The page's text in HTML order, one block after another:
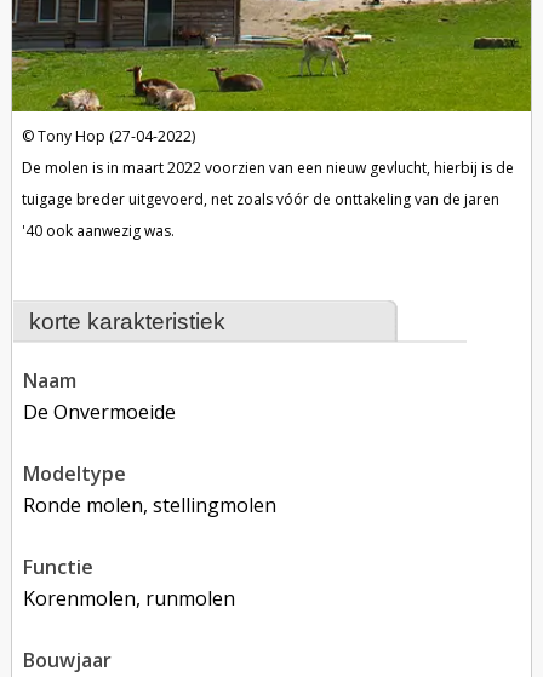
korte karakteristiek
naam
De Onvermoeide
modeltype
Ronde molen, stellingmolen
functie
korenmolen, runmolen
bouwjaar
Tony Hop (27-04-2022)
De molen is in maart 2022 voorzien van een nieuw gevlucht, hierbij is de
tuigage breder uitgevoerd, net zoals vóór de onttakeling van de jaren
'40 ook aanwezig was.